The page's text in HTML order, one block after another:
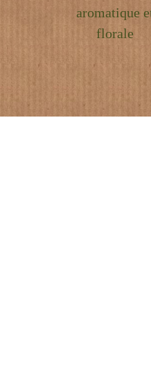
aromatique
florale